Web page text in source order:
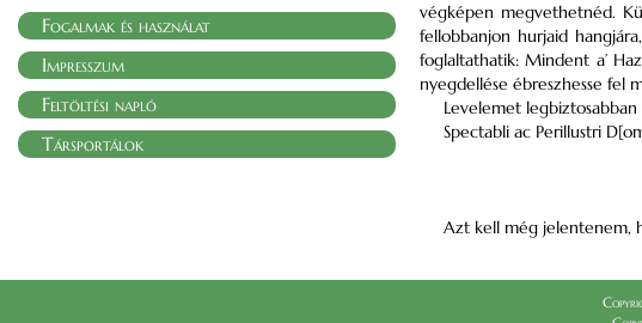
Fogalmak és használat
Impresszum
Feltöltési napló
Társportálok
végképen megvethetnéd.
fellobbanjon hurjaid
foglaltathatik: Mindent a’
nyegdellése ébreszhesse fel
Levelemet
Spectabli ac Perillustri
Azt kell még jelentenem,